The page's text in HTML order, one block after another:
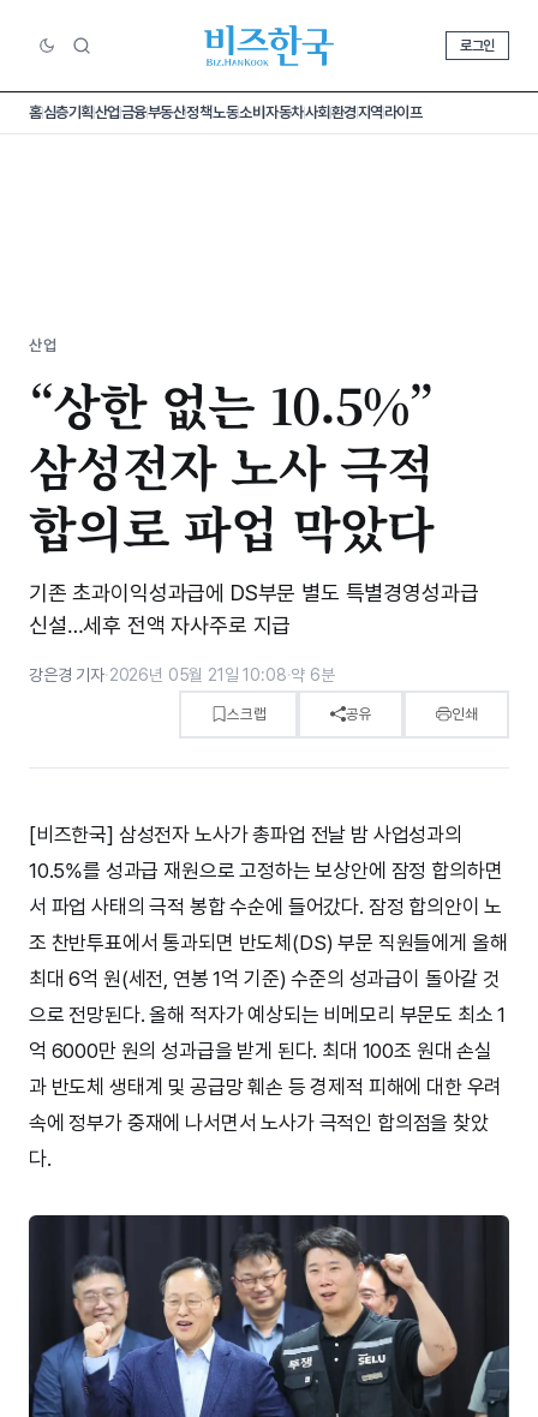
로그인
홈심층기획산업금융부동산정책노동소비 자동차사회환경지역라이프
산업
“상한 없는 10.5%”
삼성전자 노사 극적
합의로 파업 막았다
기존 초과이익성과급에 DS부문 별도 특별경영성과급
신설…세후 전액 자사주로 지급
강은경 기자·2026년 05월 21일 10:08·약 6분
스크랩 공유 인쇄
[비즈한국] 삼성전자 노사가 총파업 전날 밤 사업성과의
10.5%를 성과급 재원으로 고정하는 보상안에 잠정 합의하면
서 파업 사태의 극적 봉합 수순에 들어갔다. 잠정 합의안이 노
조 찬반투표에서 통과되면 반도체(DS) 부문 직원들에게 올해
최대 6억 원(세전, 연봉 1억 기준) 수준의 성과급이 돌아갈 것
으로 전망된다. 올해 적자가 예상되는 비메모리 부문도 최소 1
억 6000만 원의 성과급을 받게 된다. 최대 100조 원대 손실
과 반도체 생태계 및 공급망 훼손 등 경제적 피해에 대한 우려
속에 정부가 중재에 나서면서 노사가 극적인 합의점을 찾았
다.